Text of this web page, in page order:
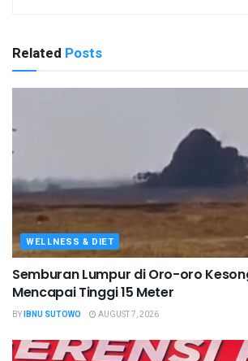
Related Posts
WELLNESS & DIET
Semburan Lumpur di Oro-oro
Mencapai Tinggi 15 Meter
BYIBNU SUTOWO AUGUST 7, 2026